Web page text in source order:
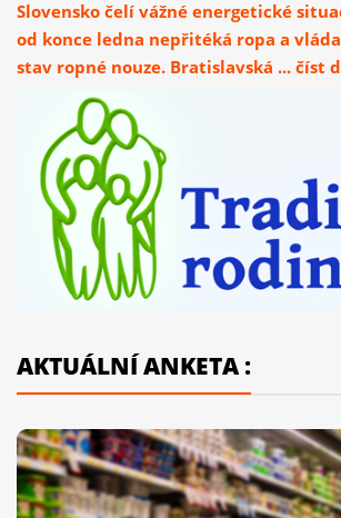
Slovensko čelí vážné energetické
od konce ledna nepřitéká ropa a
stav ropné nouze. Bratislavská ... číst
AKTUÁLNÍ ANKETA :